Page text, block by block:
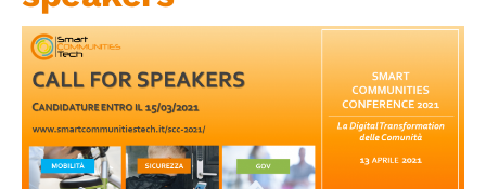
Iniziative
News ed Eventi
Contatti